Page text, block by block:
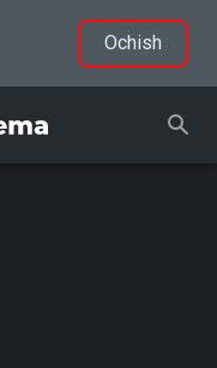
Ochish